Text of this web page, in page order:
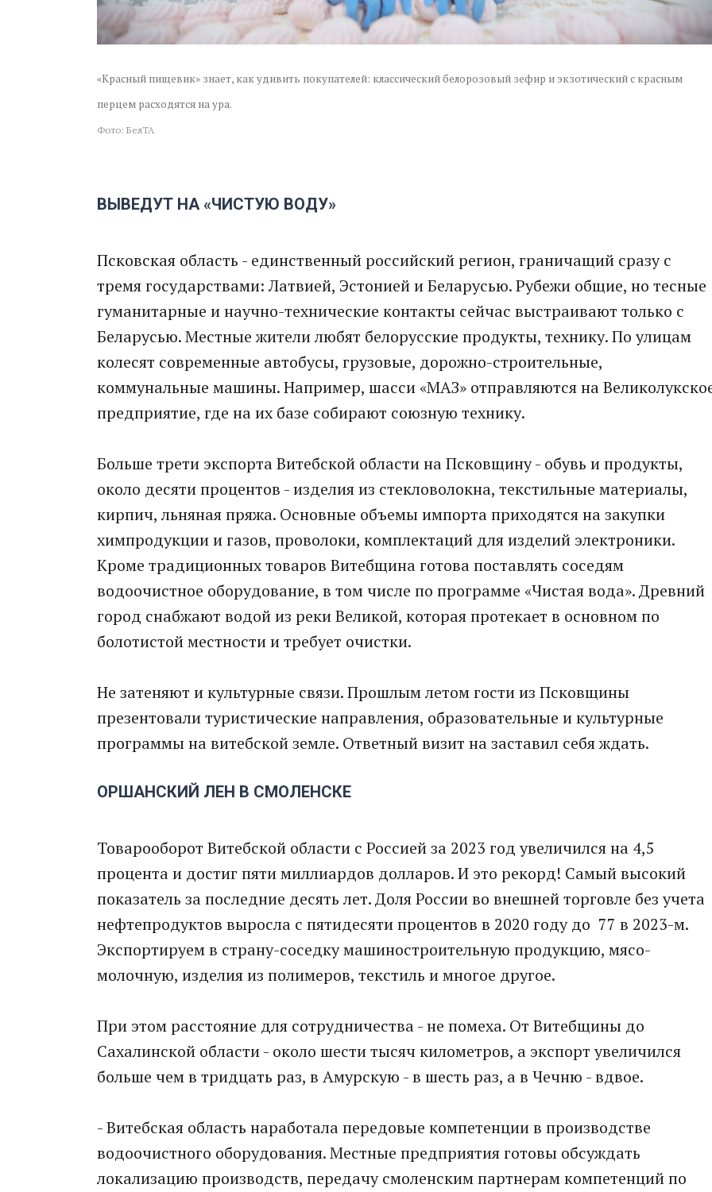
«Красный пищевик» знает, как удивить покупателей: классический белорозовый зефир и экзотический с красным
перцем расходятся на ура.
Фото: БелТА
ВЫВЕДУТ НА «ЧИСТУЮ ВОДУ»
Псковская область - единственный российский регион, граничащий сразу с
тремя государствами: Латвией, Эстонией и Беларусью. Рубежи общие, но тесные
гуманитарные и научно-технические контакты сейчас выстраивают только с
Беларусью. Местные жители любят белорусские продукты, технику. По улицам
колесят современные автобусы, грузовые, дорожно-строительные,
коммунальные машины. Например, шасси «МАЗ» отправляются на
предприятие, где на их базе собирают союзную технику.
Больше трети экспорта Витебской области на Псковщину - обувь и продукты,
около десяти процентов - изделия из стекловолокна, текстильные материалы,
кирпич, льняная пряжа. Основные объемы импорта приходятся на закупки
химпродукции и газов, проволоки, комплектаций для изделий электроники.
Кроме традиционных товаров Витебщина готова поставлять соседям
водоочистное оборудование, в том числе по программе «Чистая вода». Древний
город снабжают водой из реки Великой, которая протекает в основном по
болотистой местности и требует очистки.
Не затеняют и культурные связи. Прошлым летом гости из Псковщины
презентовали туристические направления, образовательные и культурные
программы на витебской земле. Ответный визит на заставил себя ждать.
ОРШАНСКИЙ ЛЕН В СМОЛЕНСКЕ
Товарооборот Витебской области с Россией за 2023 год увеличился на 4,5
процента и достиг пяти миллиардов долларов. И это рекорд! Самый высокий
показатель за последние десять лет. Доля России во внешней торговле без учета
нефтепродуктов выросла с пятидесяти процентов в 2020 году до 77 в 2023-м.
Экспортируем в страну-соседку машиностроительную продукцию, мясо-
молочную, изделия из полимеров, текстиль и многое другое.
При этом расстояние для сотрудничества - не помеха. От Витебщины до
Сахалинской области - около шести тысяч километров, а экспорт увеличился
больше чем в тридцать раз, в Амурскую - в шесть раз, а в Чечню - вдвое.
- Витебская область наработала передовые компетенции в производстве
водоочистного оборудования. Местные предприятия готовы обсуждать
локализацию производств, передачу смоленским партнерам компетенций по